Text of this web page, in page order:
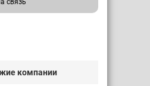
связь
компании